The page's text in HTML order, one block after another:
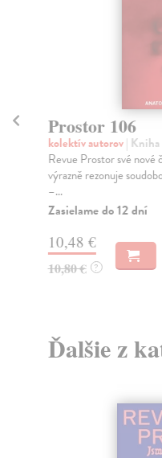
Prostor 106
kolektív autorov| Kniha
Revue Prostor své nové
výrazně rezonuje
–...
Zasielame do 12 dní
10,48 €
10,80 € ?
Ďalšie z